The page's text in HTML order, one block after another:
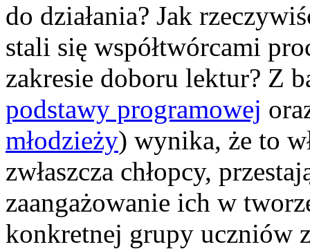
do działania? Jak
stali się współtwórcami
zakresie doboru lektur? Z
podstawy programowej
młodzieży) wynika, że to
zwłaszcza chłopcy,
zaangażowanie ich w
konkretnej grupy uczniów